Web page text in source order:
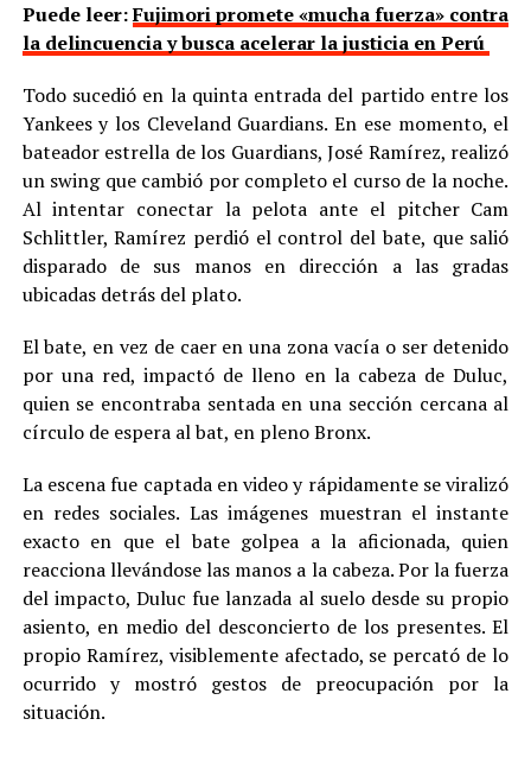
Puede leer:Fujimori promete «mucha fuerza» contra
la delincuencia y busca acelerar la justicia en Perú
Todo sucedió en la quinta entrada del partido entre los
Yankees y los Cleveland Guardians. En ese momento, el
bateador estrella de los Guardians, José Ramírez, realizó
un swing que cambió por completo el curso de la noche.
Al intentar conectar la pelota ante el pitcher Cam
Schlittler, Ramírez perdió el control del bate, que salió
disparado de sus manos en dirección a las gradas
ubicadas detrás del plato.
El bate, en vez de caer en una zona vacía o ser detenido
por una red, impactó de lleno en la cabeza de Duluc,
quien se encontraba sentada en una sección cercana al
círculo de espera al bat, en pleno Bronx.
La escena fue captada en video y rápidamente se viralizó
en redes sociales. Las imágenes muestran el instante
exacto en que el bate golpea a la aficionada, quien
reacciona llevándose las manos a la cabeza. Por la fuerza
del impacto, Duluc fue lanzada al suelo desde su propio
asiento, en medio del desconcierto de los presentes. El
propio Ramírez, visiblemente afectado, se percató de lo
ocurrido y mostró gestos de preocupación por la
situación.